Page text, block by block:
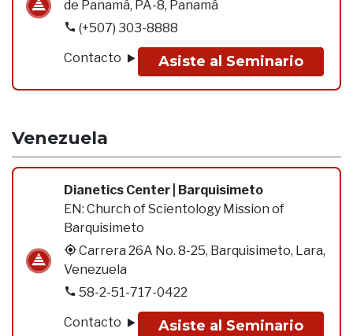
de Panamá, PA-8, Panamá
(+507) 303-8888
Contacto
Asiste al Seminario
Venezuela
Dianetics Center | Barquisimeto
EN: Church of Scientology Mission of
Barquisimeto
Carrera 26A No. 8-25, Barquisimeto, Lara,
Venezuela
58-2-51-717-0422
Contacto
Asiste al Seminario